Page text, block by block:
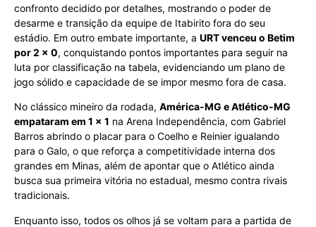
confronto decidido por detalhes, mostrando o poder de
desarme e transição da equipe de Itabirito fora do seu
estádio. Em outro embate importante, a URT venceu o Betim
por 2 × 0, conquistando pontos importantes para seguir na
luta por classificação na tabela, evidenciando um plano de
jogo sólido e capacidade de se impor mesmo fora de casa.
No clássico mineiro da rodada, América-MG e Atlético-MG
empataram em 1 × 1 na Arena Independência, com Gabriel
Barros abrindo o placar para o Coelho e Reinier igualando
para o Galo, o que reforça a competitividade interna dos
grandes em Minas, além de apontar que o Atlético ainda
busca sua primeira vitória no estadual, mesmo contra rivais
tradicionais.
Enquanto isso, todos os olhos já se voltam para a partida de